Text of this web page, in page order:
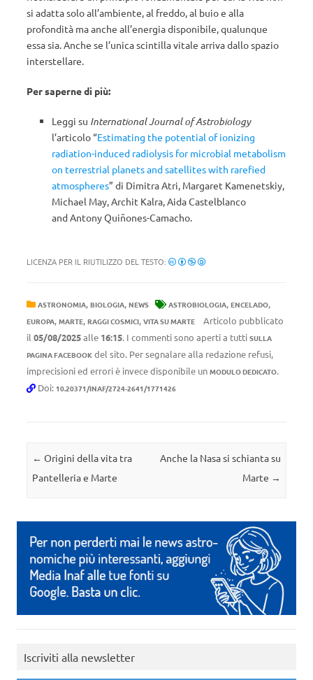
si adatta solo all’ambiente, al freddo, al buio e alla
profondità ma anche all’energia disponibile, qualunque
essa sia. Anche se l’unica scintilla vitale arriva dallo spazio
interstellare.
Per saperne di più:
Leggi su International Journal of Astrobiology
l’articolo “Estimating the potential of ionizing
radiation-induced radiolysis for microbial metabolism
on terrestrial planets and satellites with rarefied
atmospheres” di Dimitra Atri, Margaret Kamenetskiy,
Michael May, Archit Kalra, Aida Castelblanco
and Antony Quiñones-Camacho.
LICENZA PER IL RIUTILIZZO DEL TESTO:
ASTRONOMIA, BIOLOGIA, NEWS ASTROBIOLOGIA, ENCELADO,
EUROPA, MARTE, RAGGI COSMICI, VITA SU MARTE
Articolo pubblicato
il 05/08/2025alle 16:15. I commenti sono aperti a tutti SULLA
PAGINA FACEBOOK del sito. Per segnalare alla redazione refusi,
imprecisioni ed errori è invece disponibile un MODULO DEDICATO.
Doi: 10.20371/INAF/2724-2641/1771426
Navigazione articolo
← Origini della vita tra
Pantelleria e Marte
Anche la Nasa si schianta su
Marte →
Iscriviti alla newsletter